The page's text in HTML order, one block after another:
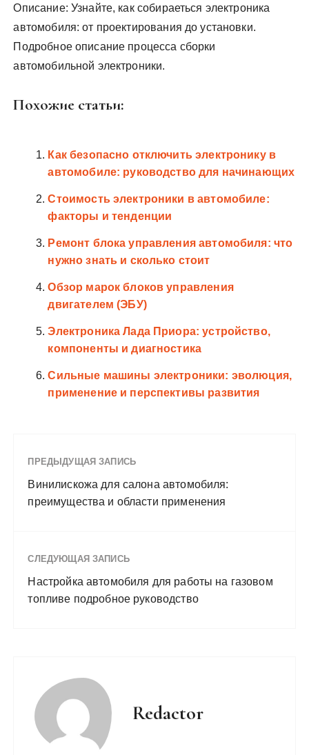
Описание: Узнайте, как собираеться электроника
автомобиля: от проектирования до установки.
Подробное описание процесса сборки
автомобильной электроники.
Похожие статьи:
Как безопасно отключить электронику в
автомобиле: руководство для начинающих
Стоимость электроники в автомобиле:
факторы и тенденции
Ремонт блока управления автомобиля: что
нужно знать и сколько стоит
Обзор марок блоков управления
двигателем (ЭБУ)
Электроника Лада Приора: устройство,
компоненты и диагностика
Сильные машины электроники: эволюция,
применение и перспективы развития
ПРЕДЫДУЩАЯ ЗАПИСЬ
Винилискожа для салона автомобиля:
преимущества и области применения
СЛЕДУЮЩАЯ ЗАПИСЬ
Настройка автомобиля для работы на газовом
топливе подробное руководство
Redactor